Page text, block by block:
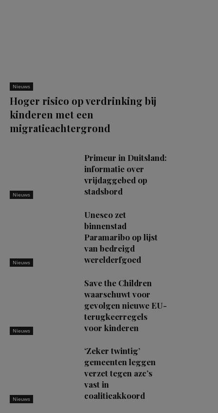
Nieuws
Hoger risico op verdrinking bij
kinderen met een
migratieachtergrond
Nieuws
Primeur in Duitsland:
informatie over
vrijdaggebed op
stadsbord
Nieuws
Unesco zet
binnenstad
Paramaribo op lijst
van bedreigd
werelderfgoed
Nieuws
Save the Children
waarschuwt voor
gevolgen nieuwe EU-
terugkeerregels
voor kinderen
Nieuws
‘Zeker twintig’
gemeenten leggen
verzet tegen azc’s
vast in
coalitieakkoord